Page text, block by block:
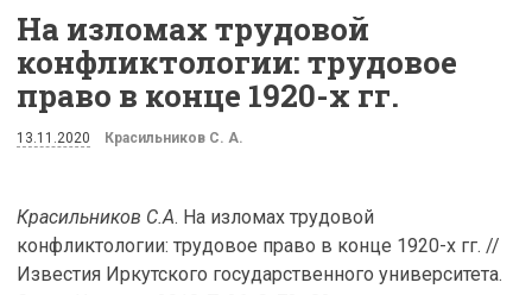
На изломах трудовой
конфликтологии: трудовое
право в конце 1920-х гг.
13.11.2020 Красильников С. А.
Красильников С.А. На изломах трудовой
конфликтологии: трудовое право в конце 1920-х гг. //
Известия Иркутского государственного университета.